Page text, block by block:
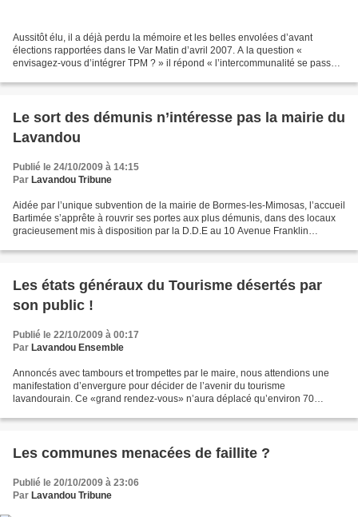
Aussitôt élu, il a déjà perdu la mémoire et les belles envolées d’avant
élections rapportées dans le Var Matin d’avril 2007. A la question «
envisagez-vous d’intégrer TPM ? » il répond « l’intercommunalité se passe
Le sort des démunis n’intéresse pas la mairie du
Lavandou
Publié le 24/10/2009 à 14:15
Par Lavandou Tribune
Aidée par l’unique subvention de la mairie de Bormes-les-Mimosas, l’accueil
Bartimée s’apprête à rouvrir ses portes aux plus démunis, dans des locaux
gracieusement mis à disposition par la D.D.E au 10 Avenue Franklin
Les états généraux du Tourisme désertés par
son public !
Publié le 22/10/2009 à 00:17
Par Lavandou Ensemble
Annoncés avec tambours et trompettes par le maire, nous attendions une
manifestation d’envergure pour décider de l’avenir du tourisme
lavandourain. Ce «grand rendez-vous» n’aura déplacé qu’environ 70
Les communes menacées de faillite ?
Publié le 20/10/2009 à 23:06
Par Lavandou Tribune